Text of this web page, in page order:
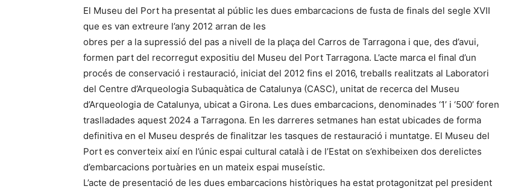
El Museu del Port ha presentat al públic les dues embarcacions de fusta de finals del segle XVII
que es van extreure l’any 2012 arran de les
obres per a la supressió del pas a nivell de la plaça del Carros de Tarragona i que, des d’avui,
formen part del recorregut expositiu del Museu del Port Tarragona. L’acte marca el final d’un
procés de conservació i restauració, iniciat del 2012 fins el 2016, treballs realitzats al Laboratori
del Centre d’Arqueologia Subaquàtica de Catalunya (CASC), unitat de recerca del Museu
d’Arqueologia de Catalunya, ubicat a Girona. Les dues embarcacions, denominades ‘1’ i ‘500’ foren
traslladades aquest 2024 a Tarragona. En les darreres setmanes han estat ubicades de forma
definitiva en el Museu després de finalitzar les tasques de restauració i muntatge. El Museu del
Port es converteix així en l’únic espai cultural català i de l’Estat on s’exhibeixen dos derelictes
d’embarcacions portuàries en un mateix espai museístic.
L’acte de presentació de les dues embarcacions històriques ha estat protagonitzat pel president